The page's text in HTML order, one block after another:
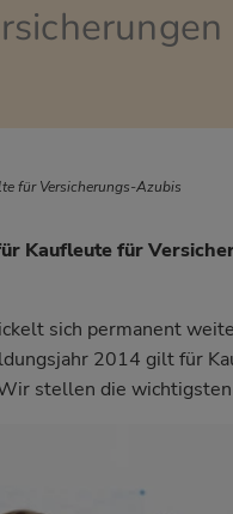
für Versicherungs-Azubis
Kaufleute für
sich permanent
2014 gilt für
stellen die